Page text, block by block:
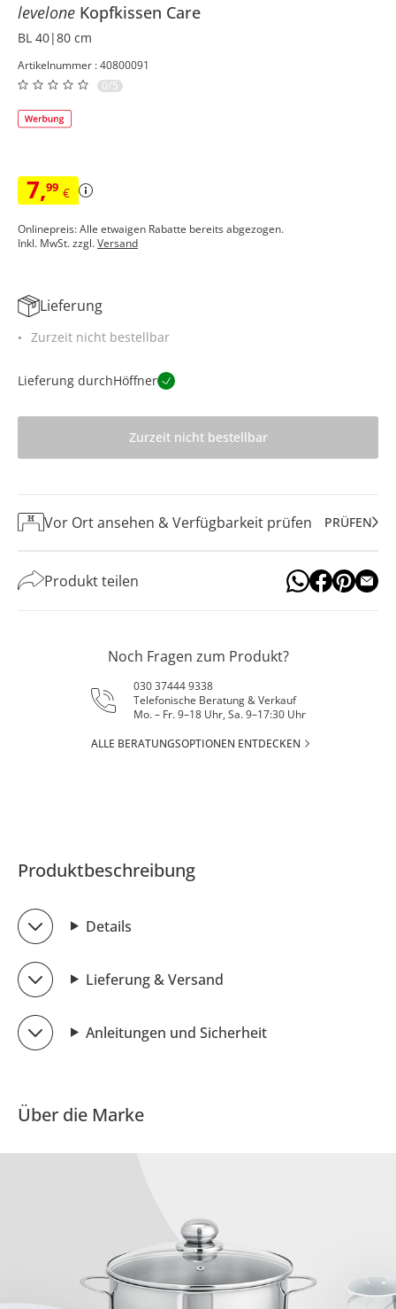
levelone Kopfkissen Care
BL 40|80 cm
Artikelnummer : 40800091
0/5
7,99 €
Onlinepreis: Alle etwaigen Rabatte bereits abgezogen.
Inkl. MwSt. zzgl.Versand
Lieferung
Zurzeit nicht bestellbar
Lieferung durchHöffner
Zurzeit nicht bestellbar
Vor Ort ansehen & Verfügbarkeit prüfen PRÜFEN
Produkt teilen
Noch Fragen zum Produkt?
030 37444 9338
Telefonische Beratung & Verkauf
Mo. – Fr. 9–18 Uhr, Sa. 9–17:30 Uhr
ALLE BERATUNGSOPTIONEN ENTDECKEN
Produktbeschreibung
Details
Lieferung & Versand
Anleitungen und Sicherheit
Über die Marke